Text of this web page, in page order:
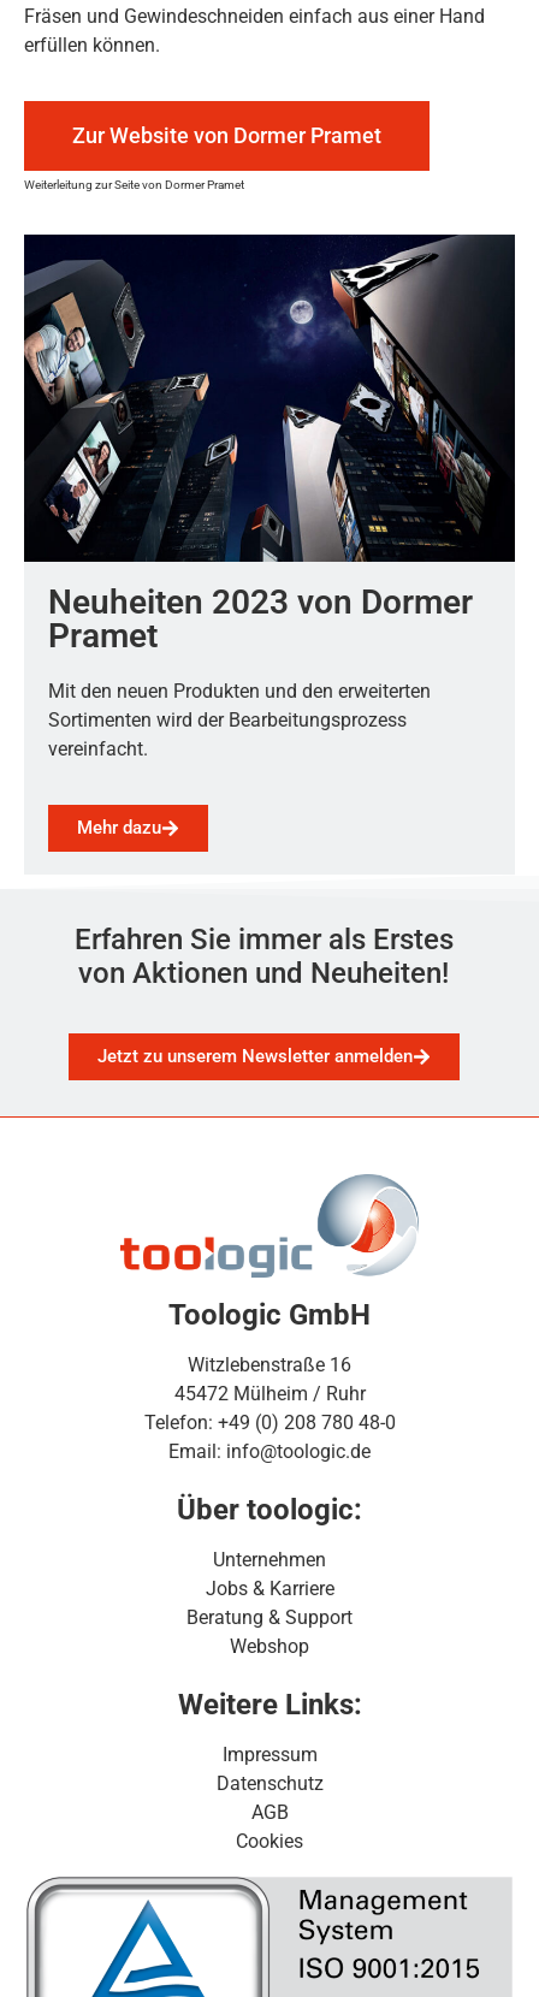
Fräsen und Gewindeschneiden einfach aus einer Hand
erfüllen können.
Zur Website von Dormer Pramet
Weiterleitung zur Seite von Dormer Pramet
Neuheiten 2023 von Dormer
Pramet
Mit den neuen Produkten und den erweiterten
Sortimenten wird der Bearbeitungsprozess
vereinfacht.
Mehr dazu
Erfahren Sie immer als Erstes
von Aktionen und Neuheiten!
Jetzt zu unserem Newsletter anmelden
Toologic GmbH
Witzlebenstraße 16
45472 Mülheim / Ruhr
Telefon: +49 (0) 208 780 48-0
Email: info@toologic.de
Über toologic:
Unternehmen
Jobs & Karriere
Beratung & Support
Webshop
Weitere Links:
Impressum
Datenschutz
AGB
Cookies